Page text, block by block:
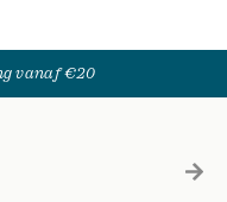
vanaf €20